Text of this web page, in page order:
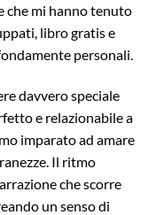
che mi hanno tenuto
libro gratis e
personali.
davvero speciale
e relazionabile a
imparato ad amare
Il ritmo
che scorre
un senso di